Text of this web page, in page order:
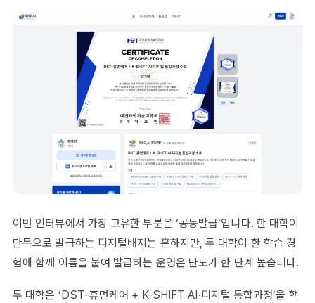
이번 인터뷰에서 가장 고유한 부분은 ‘공동발급’입니다. 한 대학이
단독으로 발급하는 디지털배지는 흔하지만, 두 대학이 한 학습 경
험에 함께 이름을 붙여 발급하는 운영은 난도가 한 단계 높습니다.
두 대학은 ‘DST-휴먼케어 + K-SHIFT AI·디지털 통합과정’을 핵